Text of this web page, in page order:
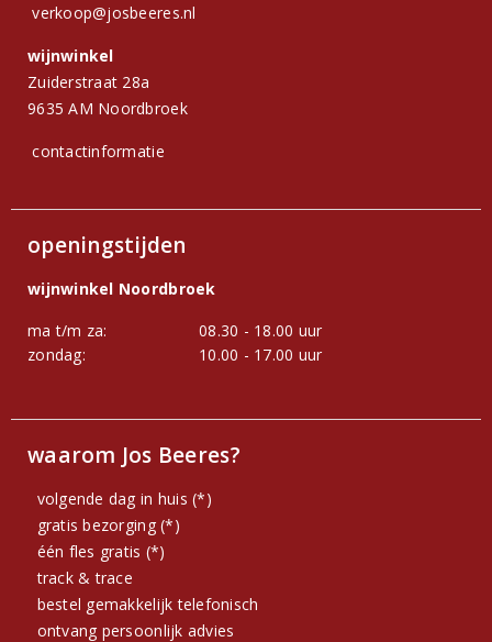
verkoop@josbeeres.nl
wijnwinkel
Zuiderstraat 28a
9635 AM Noordbroek
contactinformatie
openingstijden
wijnwinkel Noordbroek
ma t/m za:
08.30 - 18.00 uur
zondag:
10.00 - 17.00 uur
waarom Jos Beeres?
volgende dag in huis (*)
gratis bezorging (*)
één fles gratis (*)
track & trace
bestel gemakkelijk telefonisch
ontvang persoonlijk advies